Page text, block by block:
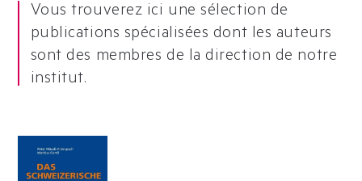
Vous trouverez ici une sélection de
publications spécialisées dont les auteurs
sont des membres de la direction de notre
institut.